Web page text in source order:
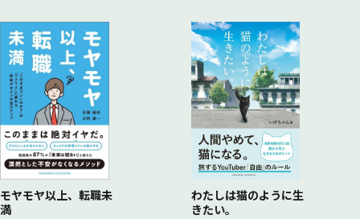
同じことでも、状況により「できたこと」になる
できたことメモのやり方
毎日の気持ちのマークで感情を観察するクセをつける
マイナスの感情にとらわれたときには マイナスの感情と向き
合う価値
自分の「認知のクセ」を把握する 自己肯定感が下がったとき
の3つの特徴
Column❶ がんばらないと、うまくいく
あえて見つめる必要はあるの？
あります！
Column❷ 「幽体離脱」のように
事実と感情を分ける
60 代の主婦S さんの「できたことノート」
Column ❹ 一流アスリートもしている「内省」
やるべきことは、「自分らしさ」の発揮
「自分スタイル」って何？
「できたことノート」で、自分の使命がわかる
いまの自分の中に答えがある
モヤモヤ以上、転職未
満
わたしは猫のように生
きたい。